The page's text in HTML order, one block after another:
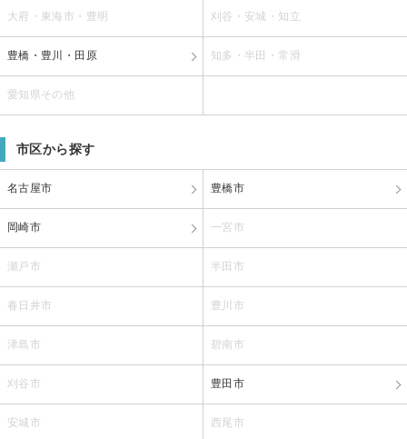
大府・東海市・豊明 刈谷・安城・知立
豊橋・豊川・田原 知多・半田・常滑
愛知県その他
市区から探す
名古屋市 豊橋市
岡崎市 一宮市
瀬戸市 半田市
春日井市 豊川市
津島市 碧南市
刈谷市 豊田市
安城市 西尾市